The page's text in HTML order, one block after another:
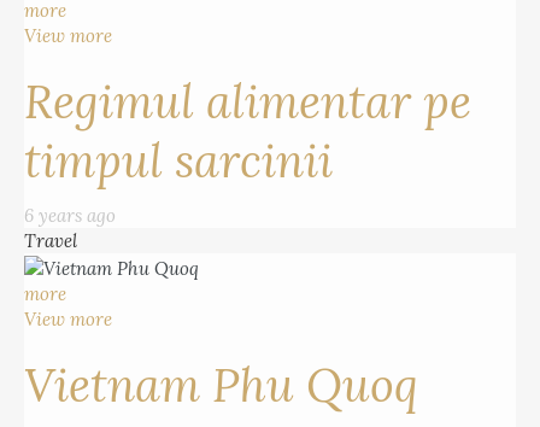
more
View more
Regimul alimentar pe
timpul sarcinii
6 years ago
Travel
more
View more
Vietnam Phu Quoq